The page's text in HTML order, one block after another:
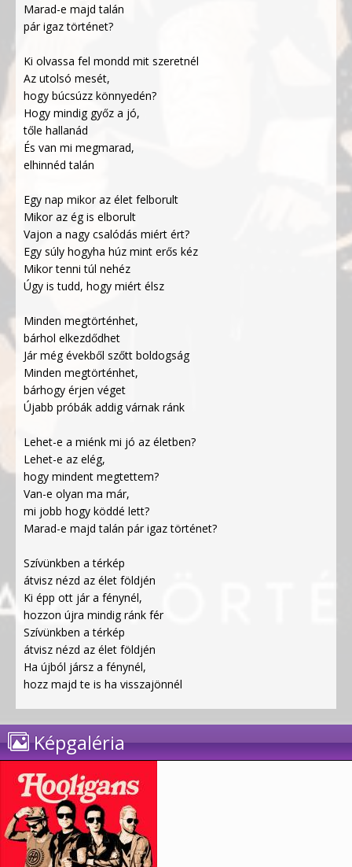
Marad-e majd talán
pár igaz történet?
Ki olvassa fel mondd mit szeretnél
Az utolsó mesét,
hogy búcsúzz könnyedén?
Hogy mindig győz a jó,
tőle hallanád
És van mi megmarad,
elhinnéd talán
Egy nap mikor az élet felborult
Mikor az ég is elborult
Vajon a nagy csalódás miért ért?
Egy súly hogyha húz mint erős kéz
Mikor tenni túl nehéz
Úgy is tudd, hogy miért élsz
Minden megtörténhet,
bárhol elkezdődhet
Jár még évekből szőtt boldogság
Minden megtörténhet,
bárhogy érjen véget
Újabb próbák addig várnak ránk
Lehet-e a miénk mi jó az életben?
Lehet-e az elég,
hogy mindent megtettem?
Van-e olyan ma már,
mi jobb hogy köddé lett?
Marad-e majd talán pár igaz történet?
Szívünkben a térkép
átvisz nézd az élet földjén
Ki épp ott jár a fénynél,
hozzon újra mindig ránk fér
Szívünkben a térkép
átvisz nézd az élet földjén
Ha újból jársz a fénynél,
hozz majd te is ha visszajönnél
Képgaléria